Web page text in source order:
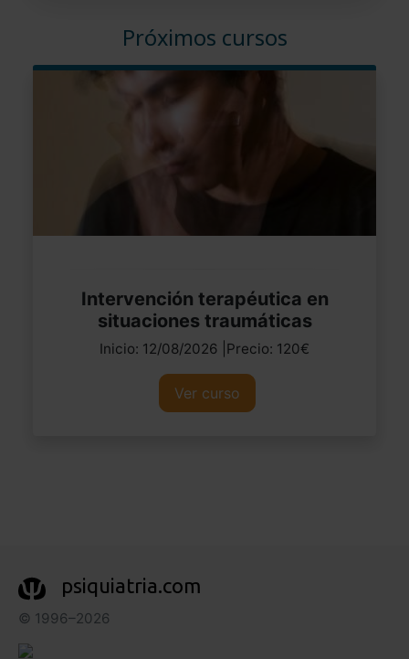
Próximos cursos
Intervención terapéutica en
situaciones traumáticas
Inicio: 12/08/2026 |Precio: 120€
Ver curso
psiquiatria.com
© 1996–2026